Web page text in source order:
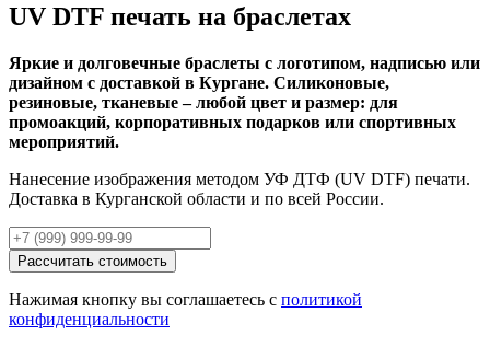
UV DTF печать на браслетах
Яркие и долговечные браслеты с логотипом, надписью или
дизайном с доставкой в Кургане. Силиконовые,
резиновые, тканевые – любой цвет и размер: для
промоакций, корпоративных подарков или спортивных
мероприятий.
Нанесение изображения методом УФ ДТФ (UV DTF) печати.
Доставка в Курганской области и по всей России.
Рассчитать стоимость
Нажимая кнопку вы соглашаетесь с политикой
конфиденциальности